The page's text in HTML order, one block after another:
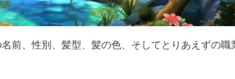
前、性別、髪型、髪の色、そしてとりあえずの職